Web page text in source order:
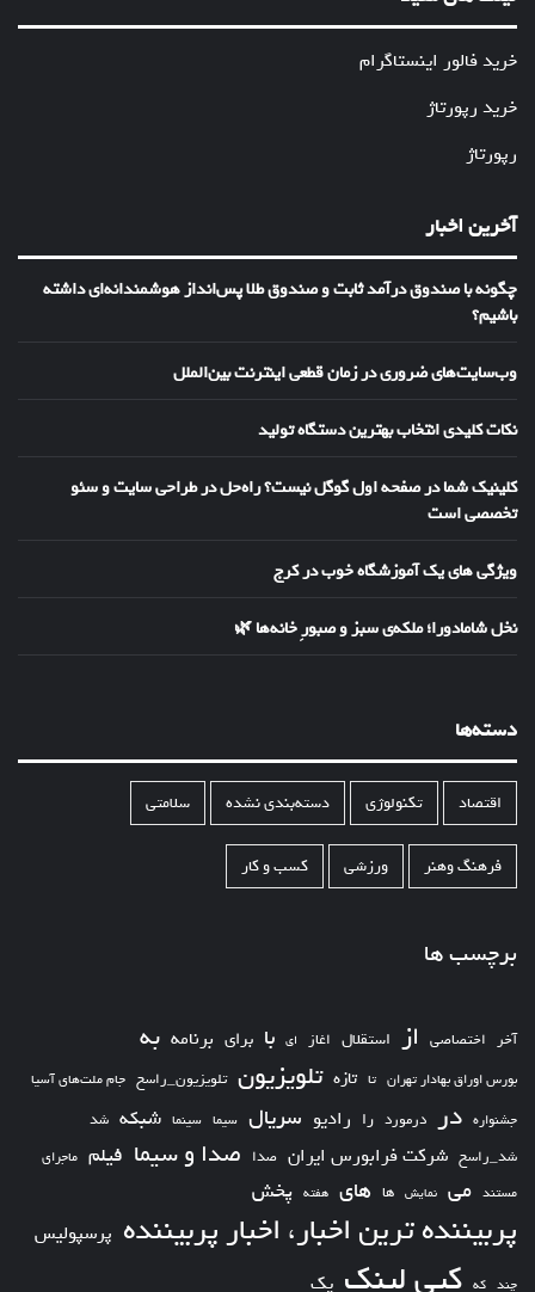
خرید فالور اینستاگرام
خرید رپورتاژ
رپورتاژ
آخرین اخبار
چگونه با صندوق درآمد ثابت و صندوق طلا پس‌انداز هوشمندانه‌ای داشته
باشیم؟
وب‌سایت‌های ضروری در زمان قطعی اینترنت بین‌الملل
نکات کلیدی انتخاب بهترین دستگاه تولید
کلینیک شما در صفحه اول گوگل نیست؟ راه‌حل در طراحی سایت و سئو
تخصصی است
ویژگی های یک آموزشگاه خوب در کرج
نخل شامادورا؛ ملکه‌ی سبز و صبورِ خانه‌ها 🌿
دسته‌ها
اقتصاد تکنولوژی دسته‌بندی نشده سلامتی
فرهنگ وهنر ورزشی کسب و کار
برچسب ها
آخر اختصاصی از استقلال اغاز ای با برای برنامه به
بورس اوراق بهادار تهران تا تازه تلویزیون تلویزیون_راسخ جام ملت‌های آسیا
جشنواره در درمورد را رادیو سریال سیما سینما شبکه شد
شد_راسخ شرکت فرابورس ایران صدا صدا و سیما فیلم ماجرای
مستند می نمایش ها های هفته پخش
پربیننده ترین اخبار، اخبار پربیننده پرسپولیس
چند که کپی لینک یک